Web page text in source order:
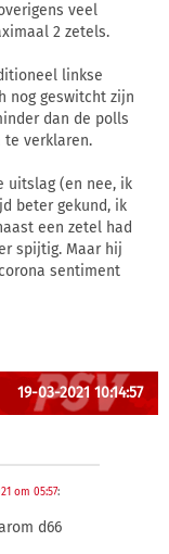
veel
2 zetels.
linkse
nog geswitcht zijn
dan de polls
te verklaren.
uitslag (en nee, ik
beter gekund, ik
een zetel had
spijtig. Maar hij
sentiment
19-03-2021 10:14:57
om 05:57:
d66